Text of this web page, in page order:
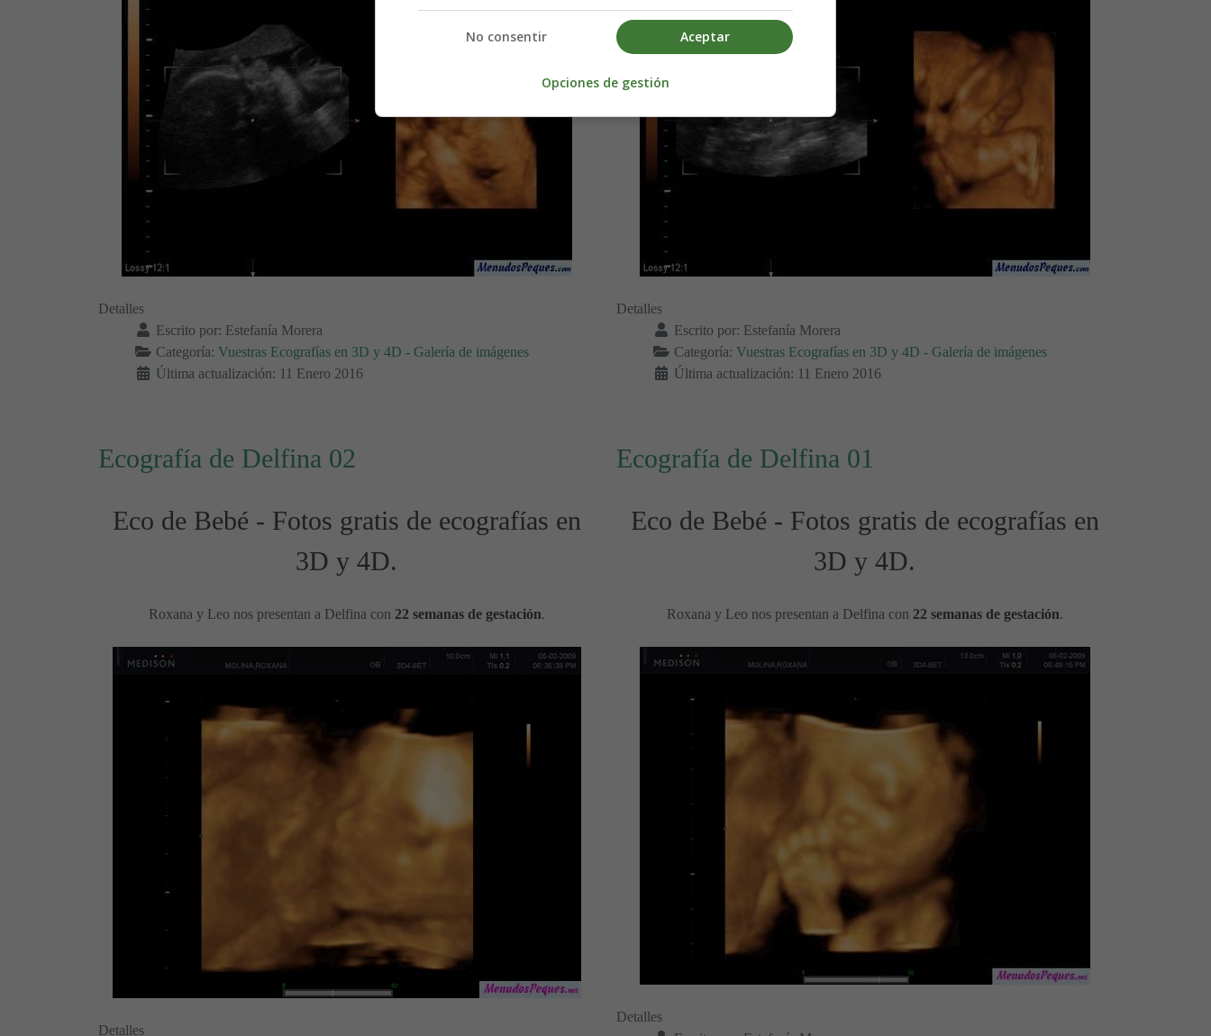
Detalles
Escrito por: Estefanía Morera
Categoría: Vuestras Ecografías en 3D y 4D - Galería de imágenes
Última actualización: 11 Enero 2016
Detalles
Escrito por: Estefanía Morera
Categoría: Vuestras Ecografías en 3D y 4D - Galería de imágenes
Última actualización: 11 Enero 2016
Ecografía de Delfina 02
Eco de Bebé - Fotos gratis de ecografías en
3D y 4D.
Roxana y Leo nos presentan a Delfina con 22 semanas de gestación.
Detalles
Ecografía de Delfina 01
Eco de Bebé - Fotos gratis de ecografías en
3D y 4D.
Roxana y Leo nos presentan a Delfina con 22 semanas de gestación.
Detalles
Aceptar
No consentir
Opciones de gestión